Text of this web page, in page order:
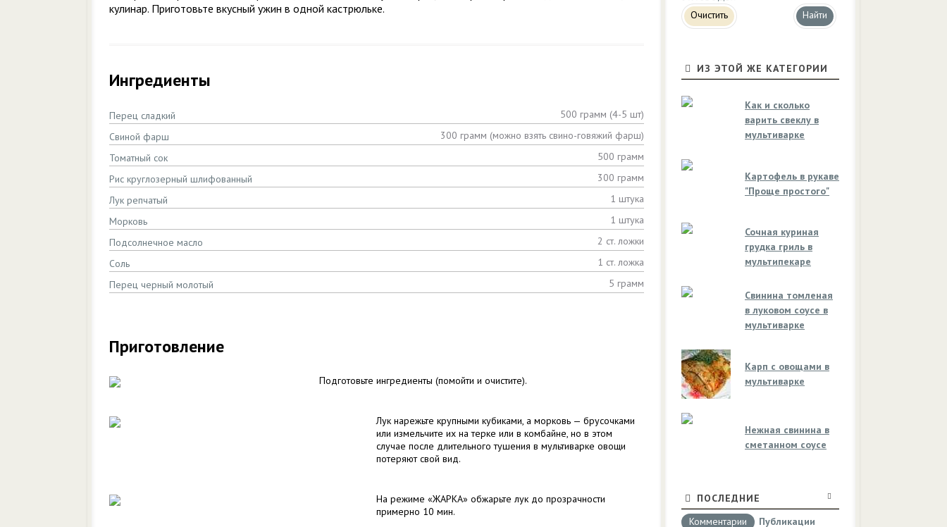
кулинар. Приготовьте вкусный ужин в одной кастрюльке.
Ингредиенты
Перец сладкий
500 грамм (4-5 шт)
Свиной фарш
300 грамм (можно взять свино-говяжий фарш)
Томатный сок
500 грамм
Рис круглозерный шлифованный
300 грамм
Лук репчатый
1 штука
Морковь
1 штука
Подсолнечное масло
2 ст. ложки
Соль
1 ст. ложка
Перец черный молотый
5 грамм
Приготовление
Подготовьте ингредиенты (помойти и очистите).
Лук нарежьте крупными кубиками, а морковь — брусочками
или измельчите их на терке или в комбайне, но в этом
случае после длительного тушения в мультиварке овощи
потеряют свой вид.
На режиме «ЖАРКА» обжарьте лук до прозрачности
примерно 10 мин.
Очистить
ИЗ ЭТОЙ ЖЕ КАТЕГОРИИ
Как и сколько
варить свеклу в
мультиварке
Картофель в рукаве
"Проще простого"
Сочная куриная
грудка гриль в
мультипекаре
Свинина томленая
в луковом соусе в
мультиварке
Карп с овощами в
мультиварке
Нежная свинина в
сметанном соусе
ПОСЛЕДНИЕ
Комментарии
Публикации